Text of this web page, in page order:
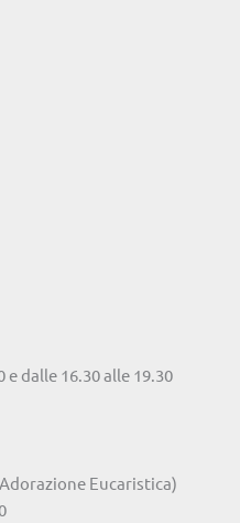
dalle 16.30 alle 19.30
Eucaristica)